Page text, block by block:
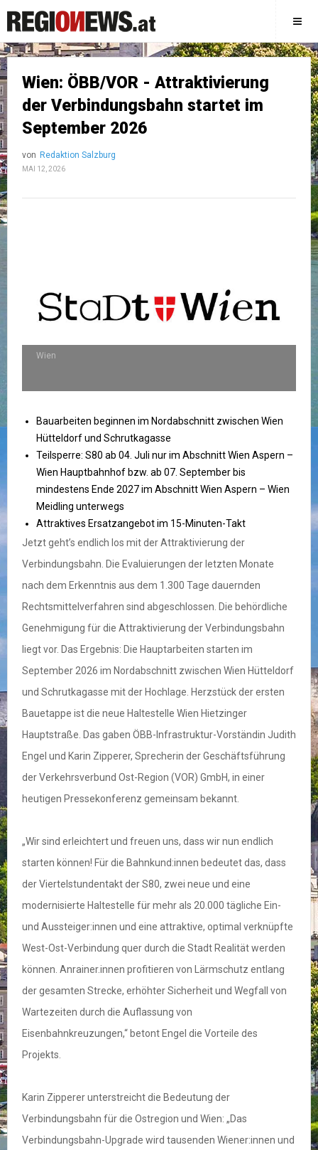
Wien: ÖBB/VOR - Attraktivierung
der Verbindungsbahn startet im
September 2026
von Redaktion Salzburg
MAI 12, 2026
Wien
Bauarbeiten beginnen im Nordabschnitt zwischen Wien
Hütteldorf und Schrutkagasse
Teilsperre: S80 ab 04. Juli nur im Abschnitt Wien Aspern –
Wien Hauptbahnhof bzw. ab 07. September bis
mindestens Ende 2027 im Abschnitt Wien Aspern – Wien
Meidling unterwegs
Attraktives Ersatzangebot im 15-Minuten-Takt
Jetzt geht’s endlich los mit der Attraktivierung der
Verbindungsbahn. Die Evaluierungen der letzten Monate
nach dem Erkenntnis aus dem 1.300 Tage dauernden
Rechtsmittelverfahren sind abgeschlossen. Die behördliche
Genehmigung für die Attraktivierung der Verbindungsbahn
liegt vor. Das Ergebnis: Die Hauptarbeiten starten im
September 2026 im Nordabschnitt zwischen Wien Hütteldorf
und Schrutkagasse mit der Hochlage. Herzstück der ersten
Bauetappe ist die neue Haltestelle Wien Hietzinger
Hauptstraße. Das gaben ÖBB-Infrastruktur-Vorständin Judith
Engel und Karin Zipperer, Sprecherin der Geschäftsführung
der Verkehrsverbund Ost-Region (VOR) GmbH, in einer
heutigen Pressekonferenz gemeinsam bekannt.
„Wir sind erleichtert und freuen uns, dass wir nun endlich
starten können! Für die Bahnkund:innen bedeutet das, dass
der Viertelstundentakt der S80, zwei neue und eine
modernisierte Haltestelle für mehr als 20.000 tägliche Ein-
und Aussteiger:innen und eine attraktive, optimal verknüpfte
West-Ost-Verbindung quer durch die Stadt Realität werden
können. Anrainer.innen profitieren von Lärmschutz entlang
der gesamten Strecke, erhöhter Sicherheit und Wegfall von
Wartezeiten durch die Auflassung von
Eisenbahnkreuzungen,“ betont Engel die Vorteile des
Projekts.
Karin Zipperer unterstreicht die Bedeutung der
Verbindungsbahn für die Ostregion und Wien: „Das
Verbindungsbahn-Upgrade wird tausenden Wiener:innen und